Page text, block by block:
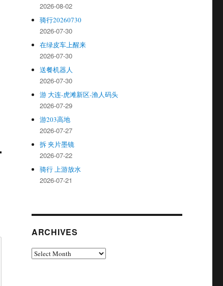
2026-08-02
骑行20260730
2026-07-30
在绿皮车上醒来
2026-07-30
送餐机器人
2026-07-30
游 大连-虎滩新区-渔人码头
2026-07-29
游203高地
2026-07-27
拆 夹片墨镜
2026-07-22
骑行 上游放水
2026-07-21
ARCHIVES
Archives